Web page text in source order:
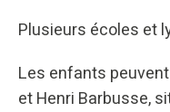
Plusieurs écoles et
Les enfants
et Henri Barbusse,